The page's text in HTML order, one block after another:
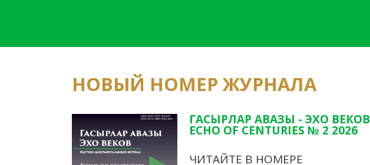
НОВЫЙ НОМЕР ЖУРНАЛА
ГАСЫРЛАР АВАЗЫ - ЭХО ВЕКОВ
ECHO OF CENTURIES № 2 2026
ЧИТАЙТЕ В НОМЕРЕ